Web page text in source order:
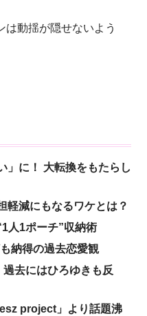
動揺が隠せないよう
」に！ 大転換をもたらし
軽減にもなるワケとは？
人1ポーチ”収納術
納得の過去恋愛観
去にはひろゆきも反
project」より話題沸